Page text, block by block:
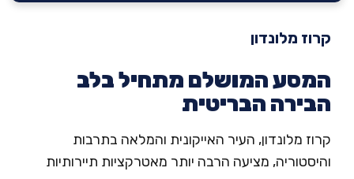
מלונדון
המושלם מתחיל בלב
הבריטית
מלונדון, העיר האייקונית והמלאה בתרבות
מציעה הרבה יותר מאטרקציות תיירותיות